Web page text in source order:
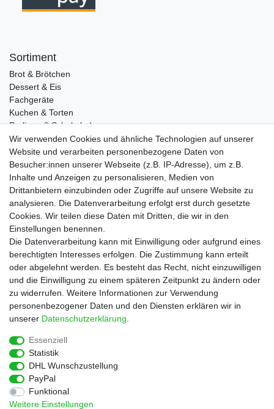
Sortiment
Brot & Brötchen
Dessert & Eis
Fachgeräte
Kuchen & Torten
Pralinen & Schokolade
Lebensmittel
Gutscheine
Informationen
Zahlungsarten
Versandkosten
Service
Rezepte
Newsletter
Blog
Choco Patiss
|
Wir verwenden Cookies und ähnliche Technologien auf unserer
Website und verarbeiten personenbezogene Daten von
Besucher:innen unserer Webseite (z.B. IP-Adresse), um z.B.
Inhalte und Anzeigen zu personalisieren, Medien von
Drittanbietern einzubinden oder Zugriffe auf unsere Website zu
analysieren. Die Datenverarbeitung erfolgt erst durch gesetzte
Cookies. Wir teilen diese Daten mit Dritten, die wir in den
Einstellungen benennen.
Die Datenverarbeitung kann mit Einwilligung oder aufgrund eines
berechtigten Interesses erfolgen. Die Zustimmung kann erteilt
oder abgelehnt werden. Es besteht das Recht, nicht einzuwilligen
und die Einwilligung zu einem späteren Zeitpunkt zu ändern oder
zu widerrufen. Weitere Informationen zur Verwendung
personenbezogener Daten und den Diensten erklären wir in
unserer Daten­schutz­erklärung
Essenziell
Statistik
DHL Wunschzustellung
PayPal
Funktional
Weitere Einstellungen